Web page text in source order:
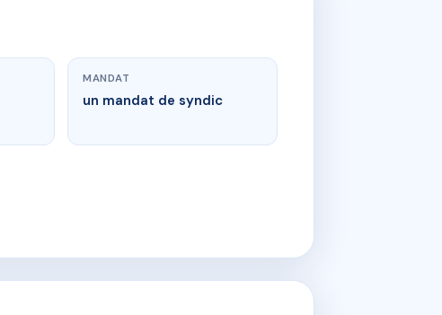
MANDAT
un mandat de syndic